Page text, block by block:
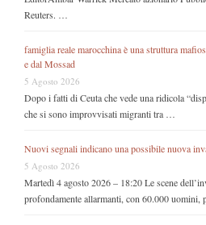
Reuters. …
famiglia reale marocchina è una struttura
e dal Mossad
5 Agosto 2026
Dopo i fatti di Ceuta che vede una ridicola
che si sono improvvisati migranti tra …
Nuovi segnali indicano una possibile nuova
5 Agosto 2026
Martedì 4 agosto 2026 – 18:20 Le scene
profondamente allarmanti, con 60.000 uomini,